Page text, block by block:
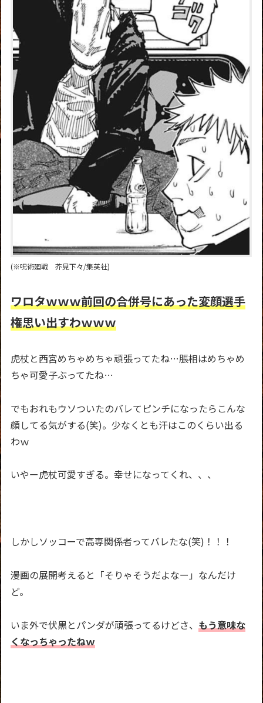
(※呪術廻戦 芥見下々/集英社)
ワロタｗｗｗ前回の合併号にあった変顔選手
権思い出すわｗｗｗ
虎杖と西宮めちゃめちゃ頑張ってたね…脹相はめちゃめ
ちゃ可愛子ぶってたね…
でもおれもウソついたのバレてピンチになったらこんな
顔してる気がする(笑)。少なくとも汗はこのくらい出る
わｗ
いやー虎杖可愛すぎる。幸せになってくれ、、、
しかしソッコーで高専関係者ってバレたな(笑)！！！
漫画の展開考えると「そりゃそうだよなー」なんだけ
ど。
いま外で伏黒とパンダが頑張ってるけどさ、 もう意味な
くなっちゃったねｗ